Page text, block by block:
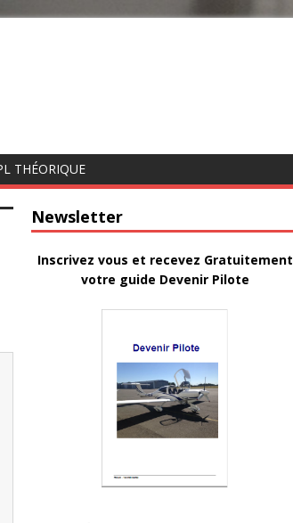
THÉORIQUE
Newsletter
Inscrivez vous et recevez Gratuitement
votre guide Devenir Pilote